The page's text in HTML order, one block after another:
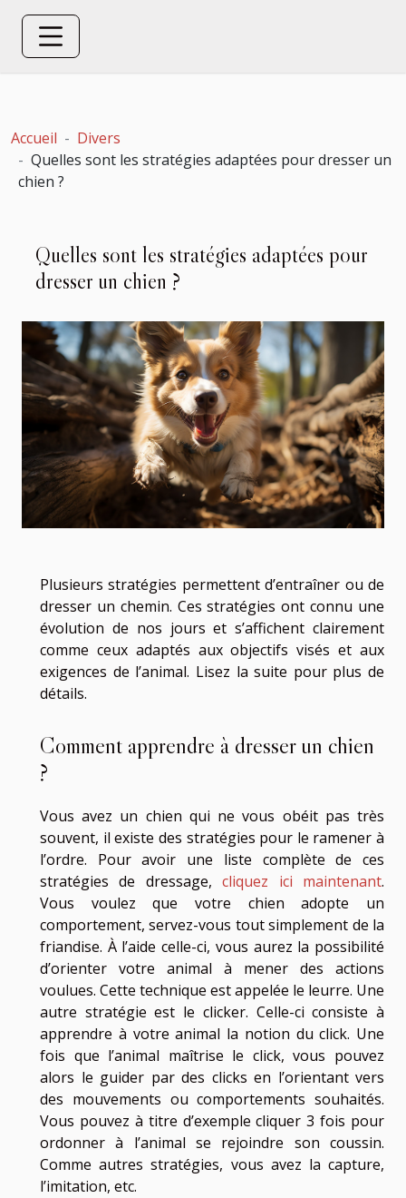
Accueil
Divers
Quelles sont les stratégies adaptées pour dresser un
chien ?
Quelles sont les stratégies adaptées pour
dresser un chien ?
Plusieurs stratégies permettent d’entraîner ou de
dresser un chemin. Ces stratégies ont connu une
évolution de nos jours et s’affichent clairement
comme ceux adaptés aux objectifs visés et aux
exigences de l’animal. Lisez la suite pour plus de
détails.
Comment apprendre à dresser un chien
?
Vous avez un chien qui ne vous obéit pas très
souvent, il existe des stratégies pour le ramener à
l’ordre. Pour avoir une liste complète de ces
stratégies de dressage,cliquez ici maintenant.
Vous voulez que votre chien adopte un
comportement, servez-vous tout simplement de la
friandise. À l’aide celle-ci, vous aurez la possibilité
d’orienter votre animal à mener des actions
voulues. Cette technique est appelée le leurre. Une
autre stratégie est le clicker. Celle-ci consiste à
apprendre à votre animal la notion du click. Une
fois que l’animal maîtrise le click, vous pouvez
alors le guider par des clicks en l’orientant vers
des mouvements ou comportements souhaités.
Vous pouvez à titre d’exemple cliquer 3 fois pour
ordonner à l’animal se rejoindre son coussin.
Comme autres stratégies, vous avez la capture,
l’imitation, etc.